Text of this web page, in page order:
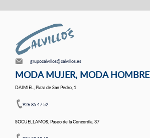
grupocalvillos@calvillos.es
MODA MUJER, MODA HOMBRE
DAIMIEL, Plaza de San Pedro, 1
926 85 47 52
SOCUELLAMOS, Paseo de la Concordia, 37